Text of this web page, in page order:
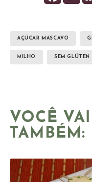
AÇÚCAR MASCAVO
MILHO SEM GLÚTEN
VOCÊ
TAMBÉM: